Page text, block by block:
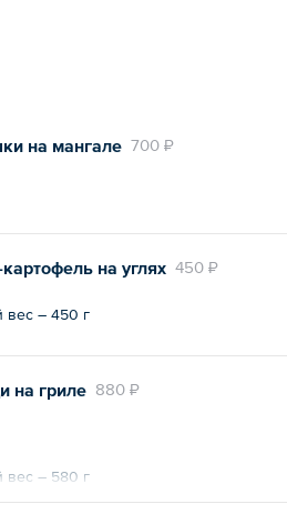
700 ₽
на мангале
450 ₽
на углях
– 450 г
880 ₽
на гриле
– 580 г